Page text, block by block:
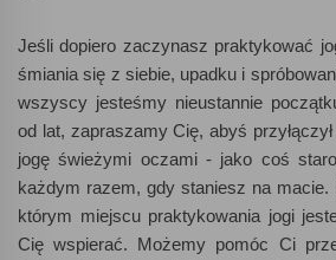
Jeśli dopiero zaczynasz praktykować
śmiania się z siebie, upadku i
wszyscy jesteśmy nieustannie
od lat, zapraszamy Cię, abyś
jogę świeżymi oczami - jako coś
każdym razem, gdy staniesz na macie.
którym miejscu praktykowania jogi
Cię wspierać. Możemy pomóc Ci